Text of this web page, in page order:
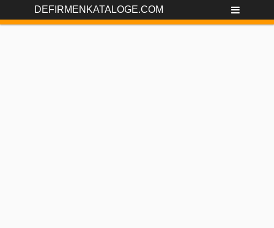
DEFIRMENKATALOGE.COM